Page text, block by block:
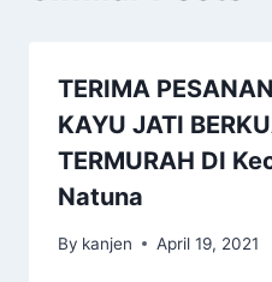
TERIMA
KAYU JATI
TERMURAH DI
Natuna
By kanjen April 19, 2021